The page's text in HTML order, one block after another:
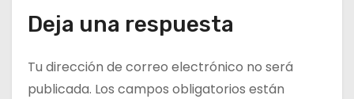
Deja una respuesta
Tu dirección de correo electrónico no será
publicada. Los campos obligatorios están